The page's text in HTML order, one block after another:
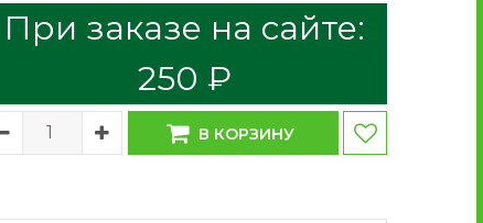
При заказе на сайте:
250 ₽
В КОРЗИНУ